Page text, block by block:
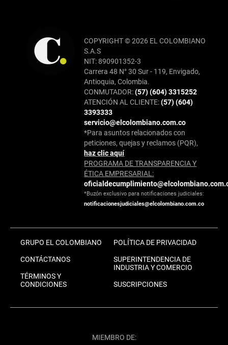
COPYRIGHT © 2026 EL COLOMBIANO
S.A.S
NIT: 890901352-3
Carrera 48 N° 30 Sur - 119, Envigado,
Antioquia, Colombia.
CONMUTADOR:(57) (604) 3315252
ATENCIÓN AL CLIENTE:(57) (604)
3393333
servicio@elcolombiano.com.co
*Para asuntos relacionados con
peticiones, quejas y reclamos (PQR),
haz clic aquí
PROGRAMA DE TRANSPARENCIA Y
ÉTICA EMPRESARIAL:
*Buzón exclusivo para notificaciones judiciales:
notificacionesjudiciales@elcolombiano.com.co
GRUPO EL COLOMBIANO
CONTÁCTANOS
TÉRMINOS Y
CONDICIONES
POLÍTICA DE PRIVACIDAD
SUPERINTENDENCIA DE
INDUSTRIA Y COMERCIO
SUSCRIPCIONES
MIEMBRO DE: